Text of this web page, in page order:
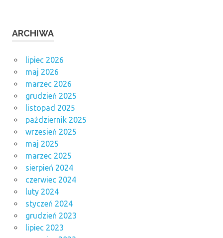
ARCHIWA
lipiec 2026
maj 2026
marzec 2026
grudzień 2025
listopad 2025
październik 2025
wrzesień 2025
maj 2025
marzec 2025
sierpień 2024
czerwiec 2024
luty 2024
styczeń 2024
grudzień 2023
lipiec 2023